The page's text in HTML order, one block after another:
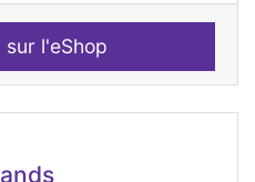
sur l'eShop